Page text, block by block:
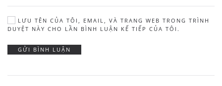
LƯU TÊN CỦA TÔI, EMAIL, VÀ TRANG WEB TRONG TRÌNH
DUYỆT NÀY CHO LẦN BÌNH LUẬN KẾ TIẾP CỦA TÔI.
GỬI BÌNH LUẬN